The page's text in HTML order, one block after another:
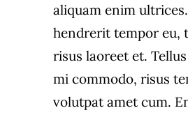
aliquam enim
hendrerit tempor eu,
risus laoreet et.
mi commodo, risus
volutpat amet cum.